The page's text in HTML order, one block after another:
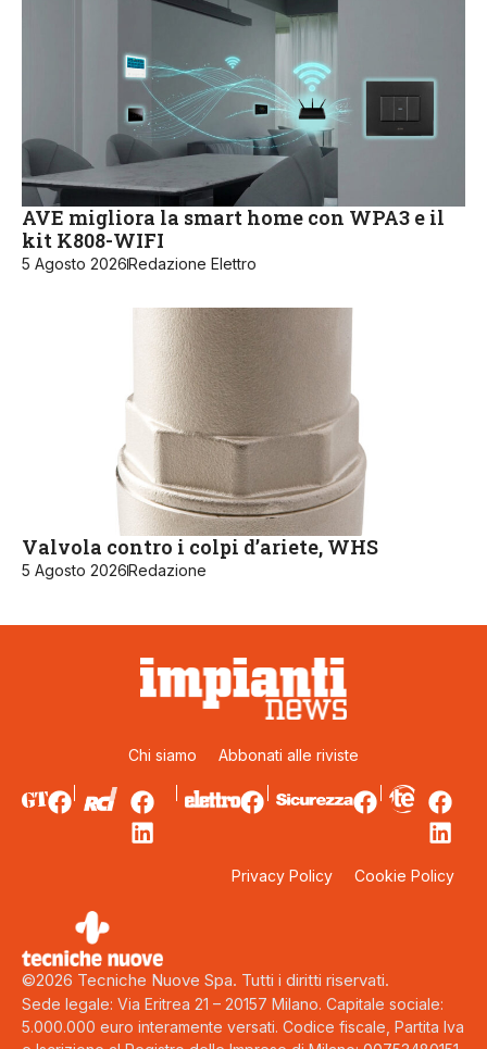
AVE migliora la smart home con WPA3 e il
kit K808-WIFI
5 Agosto 2026Redazione Elettro
Valvola contro i colpi d’ariete, WHS
5 Agosto 2026Redazione
Chi siamo Abbonati alle riviste
Privacy Policy Cookie Policy
©2026 Tecniche Nuove Spa. Tutti i diritti riservati.
Sede legale: Via Eritrea 21 – 20157 Milano. Capitale sociale:
5.000.000 euro interamente versati. Codice fiscale, Partita Iva